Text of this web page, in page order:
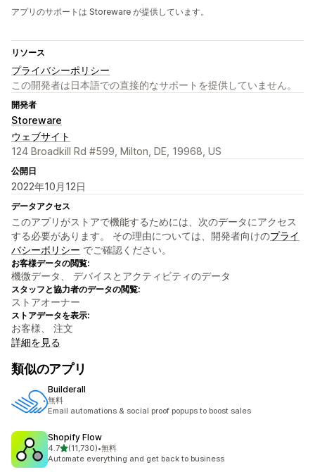
アプリのサポートは Storeware が提供しています。
リソース
プライバシーポリシー
この開発者は日本語での直接的なサポートを提供していません。
開発者
Storeware
ウェブサイト
124 Broadkill Rd #599, Milton, DE, 19968, US
公開日
2022年10月12日
データアクセス
このアプリがストアで機能するためには、次のデータにアクセス
する必要があります。 その理由については、開発者向けのプライ
バシーポリシー でご確認ください。
お客様データの閲覧:
機微データ、 デバイスとアクティビティのデータ
スタッフと協力者のデータの閲覧:
ストアオーナー
ストアデータを表示:
お客様、 注文
詳細を見る
類似のアプリ
Builderall
無料
Email automations & social proof popups to boost sales
Shopify Flow
4.75つ星中
(11,730)
合計レビュー数：11730件
•無料
Automate everything and get back to business